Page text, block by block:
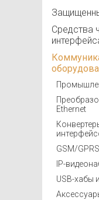
Средства
Ethernet
GSM/
IP-
USB-хабы